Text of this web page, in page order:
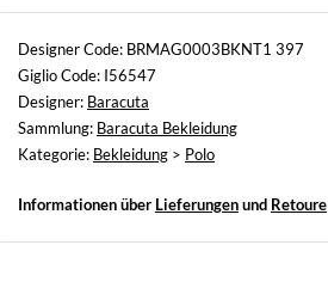
Größen
nicht verfügbar
Größe und Passform
Normale Passform
Designer Code: BRMAG0003BKNT1 397
Giglio Code: I56547
Designer: Baracuta
Sammlung: Baracuta Bekleidung
Kategorie: Bekleidung > Polo
Informationen über Lieferungenund Retoure